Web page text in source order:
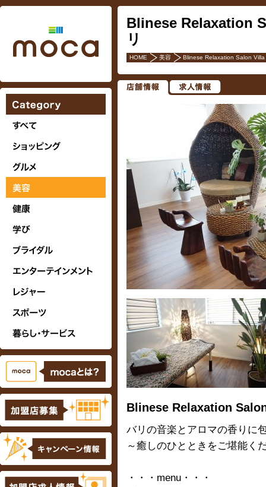
Blinese
リ
HOME 美容 Blinese Relaxation Salon
Blinese Relaxation
バリの音楽とアロマの香りに
～癒しのひとときをご堪能く
・・・menu・・・